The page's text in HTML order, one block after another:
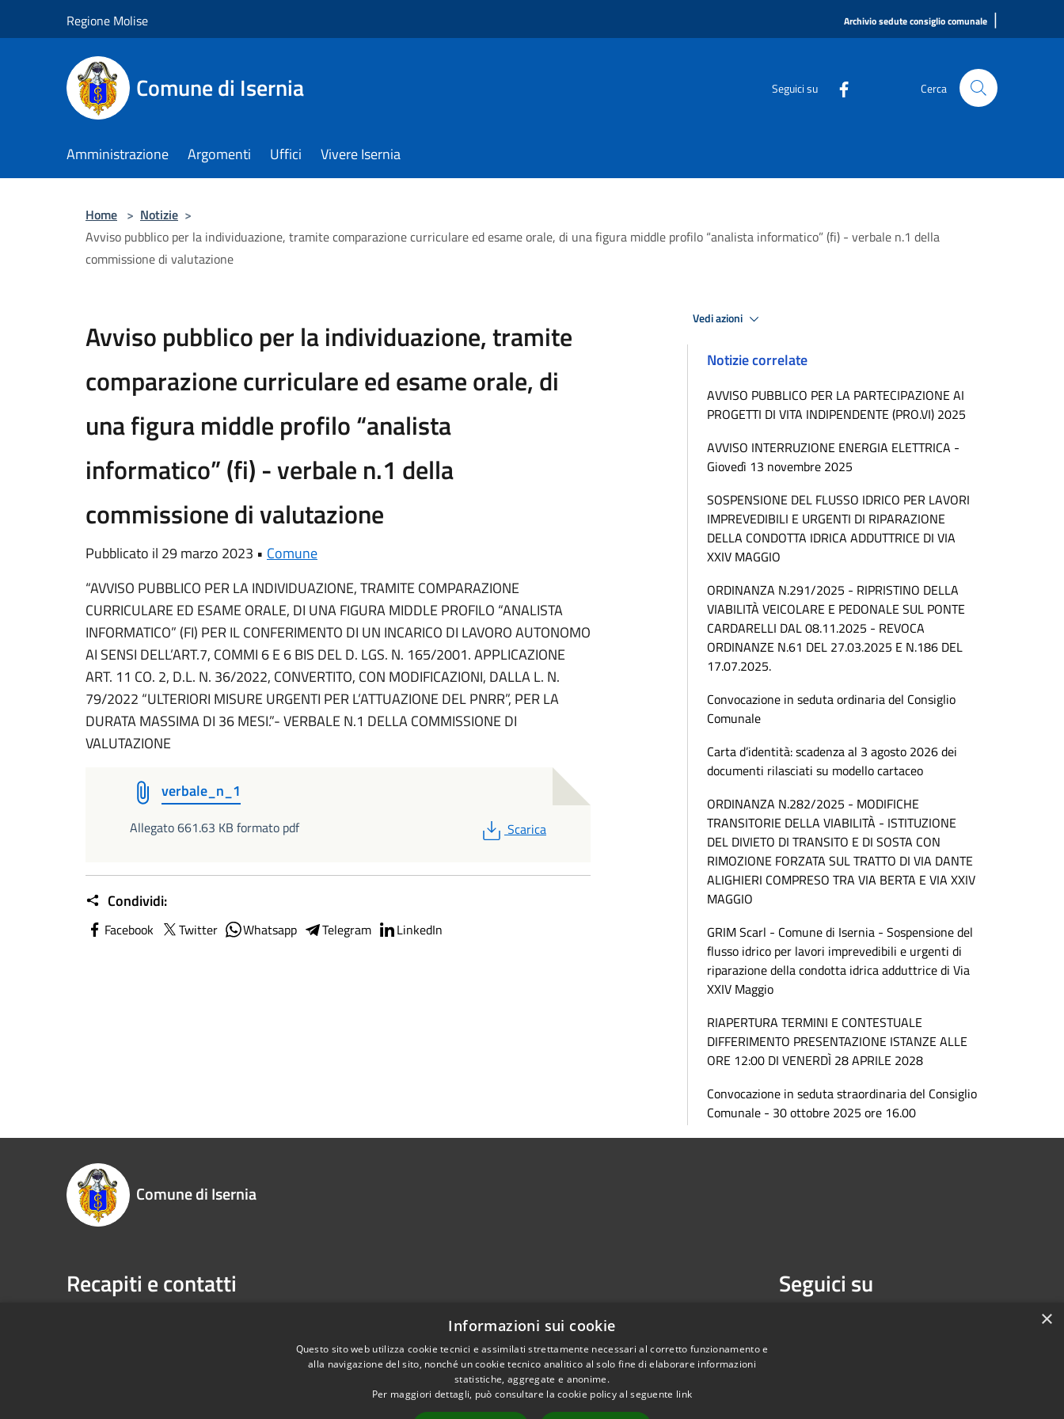
Regione Molise Archivio sedute consiglio comunale |
Comune di Isernia Seguici su Cerca
Amministrazione Argomenti Uffici Vivere Isernia
Home > Notizie >
Avviso pubblico per la individuazione, tramite comparazione curriculare ed esame orale, di una figura middle profilo “analista informatico” (fi) - verbale n.1 della
commissione di valutazione
Avviso pubblico per la individuazione, tramite
comparazione curriculare ed esame orale, di
una figura middle profilo “analista
informatico” (fi) - verbale n.1 della
commissione di valutazione
Pubblicato il 29 marzo 2023 • Comune
“AVVISO PUBBLICO PER LA INDIVIDUAZIONE, TRAMITE COMPARAZIONE
CURRICULARE ED ESAME ORALE, DI UNA FIGURA MIDDLE PROFILO “ANALISTA
INFORMATICO” (FI) PER IL CONFERIMENTO DI UN INCARICO DI LAVORO AUTONOMO
AI SENSI DELL’ART.7, COMMI 6 E 6 BIS DEL D. LGS. N. 165/2001. APPLICAZIONE
ART. 11 CO. 2, D.L. N. 36/2022, CONVERTITO, CON MODIFICAZIONI, DALLA L. N.
79/2022 “ULTERIORI MISURE URGENTI PER L’ATTUAZIONE DEL PNRR”, PER LA
DURATA MASSIMA DI 36 MESI.”- VERBALE N.1 DELLA COMMISSIONE DI
VALUTAZIONE
verbale_n_1
Allegato 661.63 KB formato pdf PDF
Scarica
Condividi:
Facebook Twitter Whatsapp Telegram LinkedIn
Vedi azioni
Notizie correlate
AVVISO PUBBLICO PER LA PARTECIPAZIONE AI
PROGETTI DI VITA INDIPENDENTE (PRO.VI) 2025
AVVISO INTERRUZIONE ENERGIA ELETTRICA -
Giovedì 13 novembre 2025
SOSPENSIONE DEL FLUSSO IDRICO PER LAVORI
IMPREVEDIBILI E URGENTI DI RIPARAZIONE
DELLA CONDOTTA IDRICA ADDUTTRICE DI VIA
XXIV MAGGIO
ORDINANZA N.291/2025 - RIPRISTINO DELLA
VIABILITÀ VEICOLARE E PEDONALE SUL PONTE
CARDARELLI DAL 08.11.2025 - REVOCA
ORDINANZE N.61 DEL 27.03.2025 E N.186 DEL
17.07.2025.
Convocazione in seduta ordinaria del Consiglio
Comunale
Carta d’identità: scadenza al 3 agosto 2026 dei
documenti rilasciati su modello cartaceo
ORDINANZA N.282/2025 - MODIFICHE
TRANSITORIE DELLA VIABILITÀ - ISTITUZIONE
DEL DIVIETO DI TRANSITO E DI SOSTA CON
RIMOZIONE FORZATA SUL TRATTO DI VIA DANTE
ALIGHIERI COMPRESO TRA VIA BERTA E VIA XXIV
MAGGIO
GRIM Scarl - Comune di Isernia - Sospensione del
flusso idrico per lavori imprevedibili e urgenti di
riparazione della condotta idrica adduttrice di Via
XXIV Maggio
RIAPERTURA TERMINI E CONTESTUALE
DIFFERIMENTO PRESENTAZIONE ISTANZE ALLE
ORE 12:00 DI VENERDÌ 28 APRILE 2028
Convocazione in seduta straordinaria del Consiglio
Comunale - 30 ottobre 2025 ore 16.00
Comune di Isernia
Recapiti e contatti
Email:protocollo@comune.isernia.it
Pec: comuneisernia@pec.it
Seguici su
×
Informazioni sui cookie
Questo sito web utilizza cookie tecnici e assimilati strettamente necessari al corretto funzionamento e
alla navigazione del sito, nonché un cookie tecnico analitico al solo fine di elaborare informazioni
statistiche, aggregate e anonime.
Per maggiori dettagli, può consultare la cookie policy al seguente link